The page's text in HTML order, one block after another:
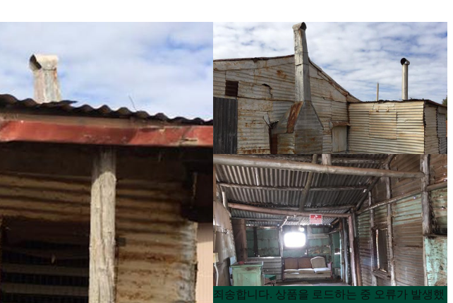
Product
Product
죄송합니다. 상품을 로드하는 중 오류가 발생했